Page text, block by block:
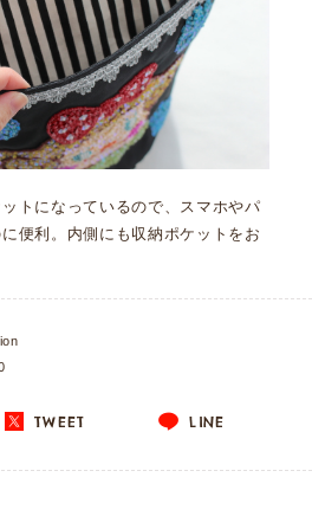
トになっているので、スマホやパ
便利。内側にも収納ポケットをお
TWEET LINE